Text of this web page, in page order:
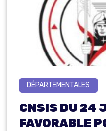
DÉPARTEMENTALES
CNSIS DU 24
FAVORABLE